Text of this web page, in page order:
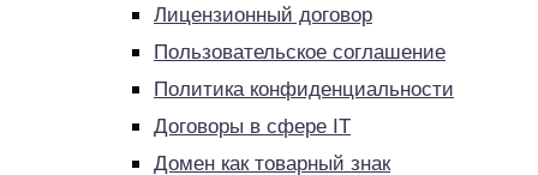
Лицензионный договор
Пользовательское соглашение
Политика конфиденциальности
Договоры в сфере IT
Домен как товарный знак